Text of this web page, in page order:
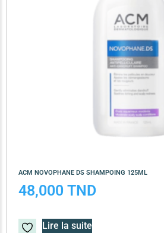
ACM NOVOPHANE DS SHAMPOING 125ML
48,000 TND
Lire la suite